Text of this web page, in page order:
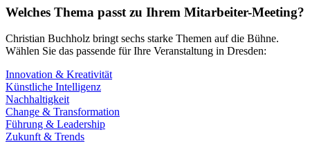
Welches Thema passt zu Ihrem Mitarbeiter-Meeting?
Christian Buchholz bringt sechs starke Themen auf die Bühne.
Wählen Sie das passende für Ihre Veranstaltung in Dresden:
Innovation & Kreativität
Künstliche Intelligenz
Nachhaltigkeit
Change & Transformation
Führung & Leadership
Zukunft & Trends